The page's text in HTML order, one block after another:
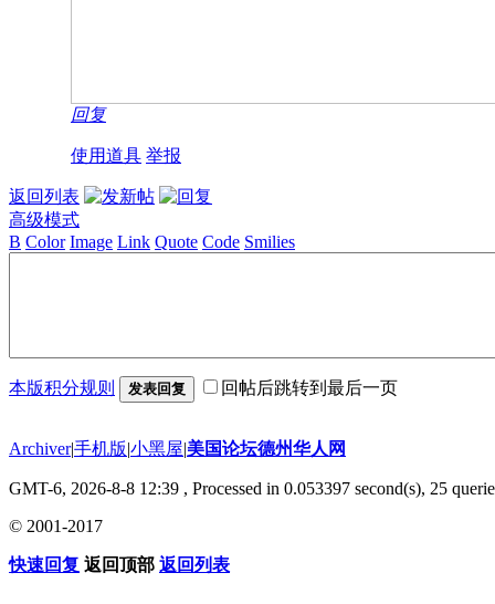
回复
使用道具 举报
返回列表
高级模式
B Color Image Link Quote Code Smilies
本版积分规则 发表回复 回帖后跳转到最后一页
Archiver|手机版|小黑屋|美国论坛德州华人网
GMT-6, 2026-8-8 12:39 , Processed in 0.053397 second(s), 25
© 2001-2017
快速回复 返回顶部 返回列表